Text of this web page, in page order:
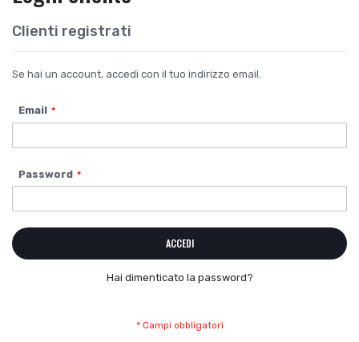
Clienti registrati
Se hai un account, accedi con il tuo indirizzo email.
Email
Password
ACCEDI
Hai dimenticato la password?